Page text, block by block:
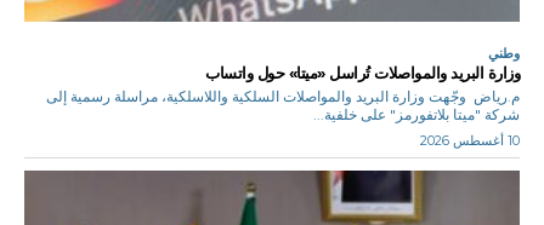
وطني
وزارة البريد والمواصلات تُراسل «ميتا» حول واتساب
م.رياض وجّهت وزارة البريد والمواصلات السلكية واللاسلكية، مراسلة رسمية إلى
شركة "ميتا بلاتفورمز" على خلفية...
10 أغسطس 2026